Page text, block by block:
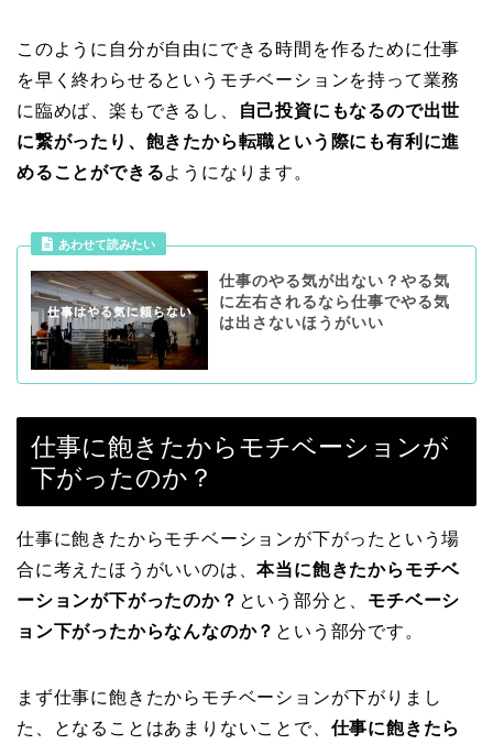
このように自分が自由にできる時間を作るために仕事
を早く終わらせるというモチベーションを持って業務
に臨めば、楽もできるし、
自己投資にもなるので出世
に繋がったり、飽きたから転職という際にも有利に進
めることができるようになります。
あわせて読みたい
仕事のやる気が出ない？やる気
に左右されるなら仕事でやる気
は出さないほうがいい
仕事に飽きたからモチベーションが
下がったのか？
仕事に飽きたからモチベーションが下がったという場
合に考えたほうがいいのは、本当に飽きたからモチベ
ーションが下がったのか？ という部分と、 モチベーシ
ョン下がったからなんなのか？ という部分です。
まず仕事に飽きたからモチベーションが下がりまし
た、となることはあまりないことで、 仕事に飽きたら